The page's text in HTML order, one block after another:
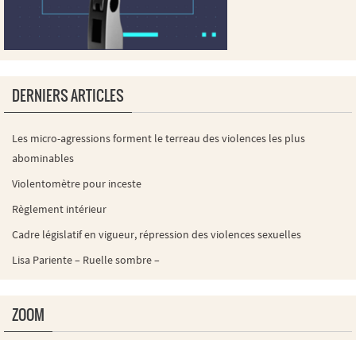
DERNIERS ARTICLES
Les micro-agressions forment le terreau des violences les plus
abominables
Violentomètre pour inceste
Règlement intérieur
Cadre législatif en vigueur, répression des violences sexuelles
Lisa Pariente – Ruelle sombre –
ZOOM